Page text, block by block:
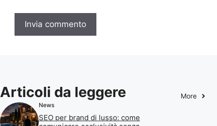
Articoli da leggere More
News
SEO per brand di lusso: come